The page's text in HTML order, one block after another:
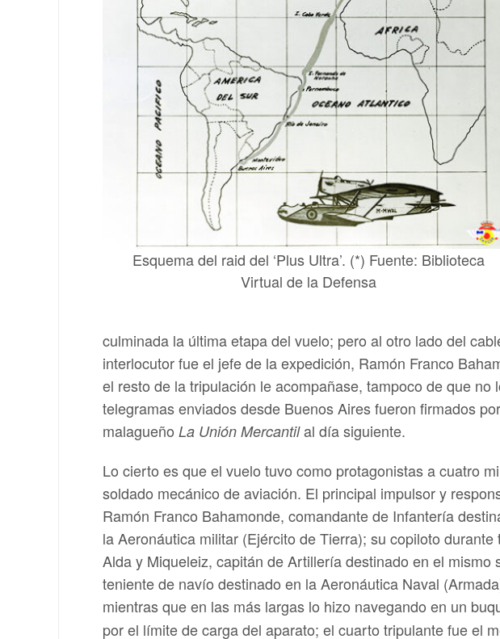
Esquema del raid del ‘Plus Ultra’. (*) Fuente: Biblioteca
Virtual de la Defensa
culminada la última etapa del vuelo; pero al otro lado del
interlocutor fue el jefe de la expedición, Ramón Franco
el resto de la tripulación le acompañase, tampoco de que no
telegramas enviados desde Buenos Aires fueron firmados
malagueño La Unión Mercantilal día siguiente.
Lo cierto es que el vuelo tuvo como protagonistas a cuatro
soldado mecánico de aviación. El principal impulsor y
Ramón Franco Bahamonde, comandante de Infantería
la Aeronáutica militar (Ejército de Tierra); su copiloto
Alda y Miqueleiz, capitán de Artillería destinado en el
teniente de navío destinado en la Aeronáutica Naval
mientras que en las más largas lo hizo navegando en un
por el límite de carga del aparato; el cuarto tripulante fue el